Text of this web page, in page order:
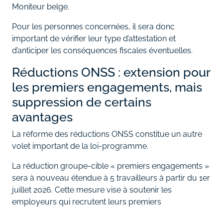
Moniteur belge.
Pour les personnes concernées, il sera donc
important de vérifier leur type d’attestation et
d’anticiper les conséquences fiscales éventuelles.
Réductions ONSS : extension pour
les premiers engagements, mais
suppression de certains
avantages
La réforme des réductions ONSS constitue un autre
volet important de la loi-programme.
La réduction groupe-cible « premiers engagements »
sera à nouveau étendue à 5 travailleurs à partir du 1er
juillet 2026. Cette mesure vise à soutenir les
employeurs qui recrutent leurs premiers